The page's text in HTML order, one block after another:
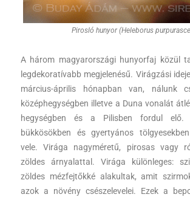
Pirosló hunyor (Heleborus
A három magyarországi hunyorfaj közül
legdekoratívabb megjelenésű. Virágzási
március-április hónapban van, nálunk
középhegységben illetve a Duna vonalát
hegységben és a Pilisben fordul elő.
bükkösökben és gyertyános
vele. Virága nagyméretű, pirosas vagy
zöldes árnyalattal. Virága különleges:
zöldes mézfejtőkké alakultak, amit
azok a növény csészelevelei. Ezek a